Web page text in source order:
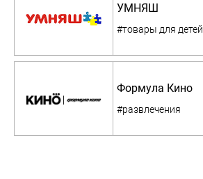
УМНЯШ
#товары для детей
Формула Кино
#развлечения